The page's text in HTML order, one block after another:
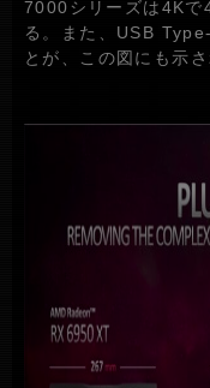
7000シリーズは4Kで
る。また、USB
とが、この図にも示